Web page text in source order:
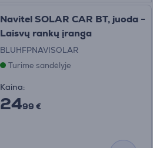
Navitel SOLAR CAR BT, juoda -
Laisvų rankų įranga
BLUHFPNAVISOLAR
Turime sandėlyje
Kaina:
2499 €